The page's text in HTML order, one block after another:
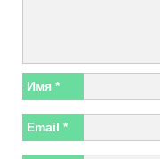
Имя *
Email *